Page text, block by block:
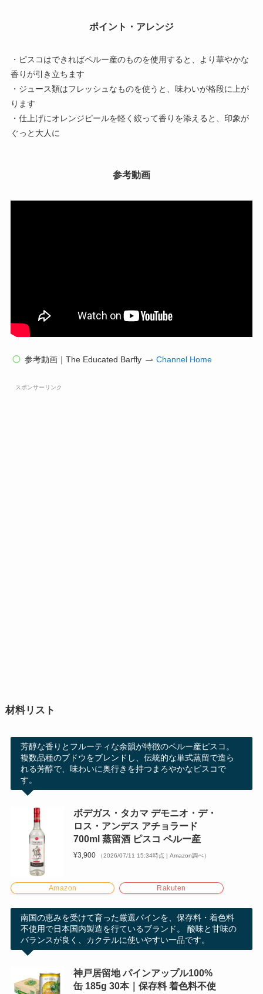
ポイント・アレンジ
・ピスコはできればペルー産のものを使用すると、より華やかな
香りが引き立ちます
・ジュース類はフレッシュなものを使うと、味わいが格段に上が
ります
・仕上げにオレンジピールを軽く絞って香りを添えると、印象が
ぐっと大人に
参考動画
参考動画｜The Educated Barfly Channel Home
スポンサーリンク
材料リスト
芳醇な香りとフルーティな余韻が特徴のペルー産ピスコ。
複数品種のブドウをブレンドし、伝統的な単式蒸留で造ら
れる芳醇で、味わいに奥行きを持つまろやかなピスコで
す。
ボデガス・タカマ デモニオ・デ・
ロス・アンデス アチョラード
700ml 蒸留酒 ピスコ ペルー産
¥3,900 （2026/07/11 15:34時点 | Amazon調べ）
Amazon Rakuten
南国の恵みを受けて育った厳選パインを、保存料・着色料
不使用で日本国内製造を行ているブランド。 酸味と甘味の
バランスが良く、カクテルに使いやすい一品です。
神戸居留地 パインアップル100%
缶 185g 30本｜保存料 着色料不使